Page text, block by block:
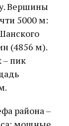
Вершины
5000 м:
(4856 м).
– пик
района –